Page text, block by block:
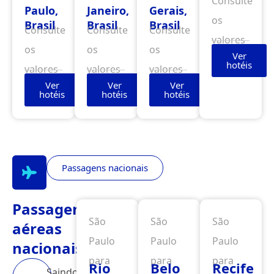
Paulo,
Brasil
Consulte
os
valores
Ver
hotéis
Janeiro,
Brasil
Consulte
os
valores
Ver
hotéis
Gerais,
Brasil
Consulte
os
valores
Ver
hotéis
os
valores
Ver
hotéis
Passagens nacionais
Passagens
aéreas
nacionais
São
Paulo
para
Rio
São
Paulo
para
Belo
São
Paulo
para
Recife